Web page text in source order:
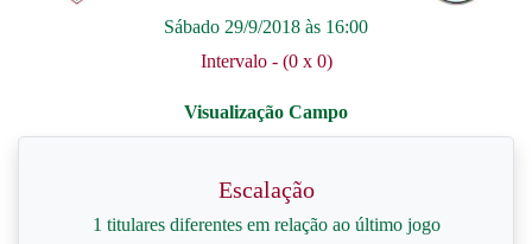
Sábado 29/9/2018 às 16:00
Intervalo - (0 x 0)
Escalação
1 titulares diferentes em relação ao último jogo